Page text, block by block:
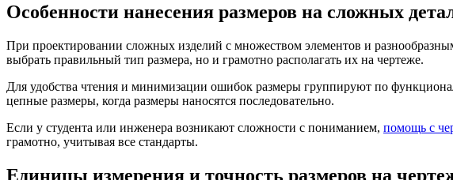
Особенности нанесения размеров на сложных
При проектировании сложных изделий с множеством элементов и
выбрать правильный тип размера, но и грамотно располагать их на чертеже.
Для удобства чтения и минимизации ошибок размеры группируют по
цепные размеры, когда размеры наносятся последовательно.
Если у студента или инженера возникают сложности с пониманием, помощь с
грамотно, учитывая все стандарты.
Единицы измерения и точность размеров на